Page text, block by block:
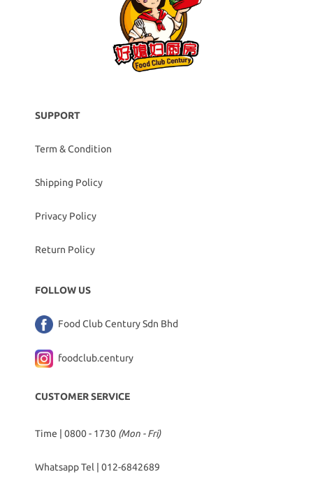
SUPPORT
Term & Condition
Shipping Policy
Privacy Policy
Return Policy
FOLLOW US
Food Club Century Sdn Bhd
foodclub.century
CUSTOMER SERVICE
Time | 0800 - 1730 (Mon - Fri)
Whatsapp Tel | 012-6842689